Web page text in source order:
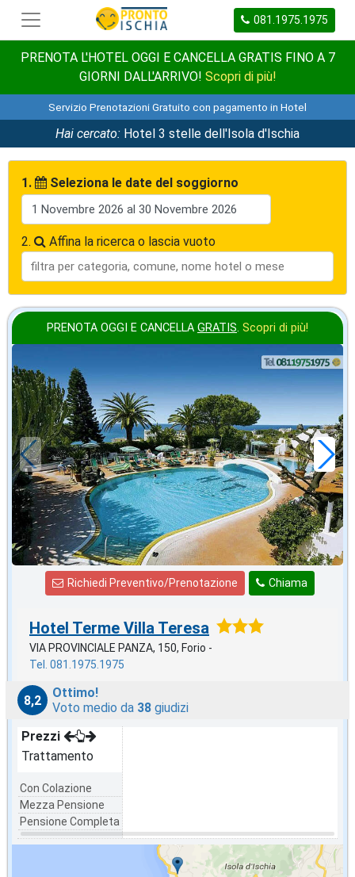
081.1975.1975
PRENOTA L'HOTEL OGGI E CANCELLA GRATIS FINO A 7
GIORNI DALL'ARRIVO! Scopri di più!
Servizio Prenotazioni Gratuito con pagamento in Hotel
Hai cercato: Hotel 3 stelle dell'Isola d'Ischia
1. Seleziona le date del soggiorno
2. Affina la ricerca o lascia vuoto
PRENOTA OGGI E CANCELLA GRATIS. Scopri di più!
novembre
in offerta da
€50,00
a notte
Chiama
Richiedi Preventivo/Prenotazione
Hotel Terme Villa Teresa
VIA PROVINCIALE PANZA, 150, Forio -
Tel. 081.1975.1975
8,2
Ottimo!
Voto medio da 38 giudizi
Prezzi
Trattamento
Con Colazione
Mezza Pensione
Pensione Completa